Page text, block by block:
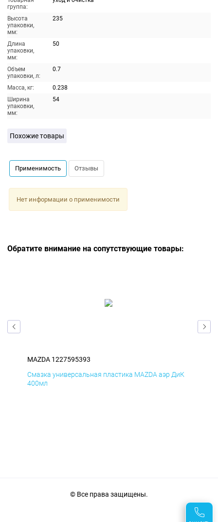
группа:
Высота
упаковки,
мм:
235
Длина
упаковки,
мм:
50
Объем
упаковки, л:
0.7
Масса, кг:
0.238
Ширина
упаковки,
мм:
54
Похожие товары
Применимость Отзывы
Нет информации о применимости
Обратите внимание на сопутствующие товары:
MAZDA 1227595393
Смазка универсальная пластика MAZDA аэр ДиК
400мл
© Все права защищены.